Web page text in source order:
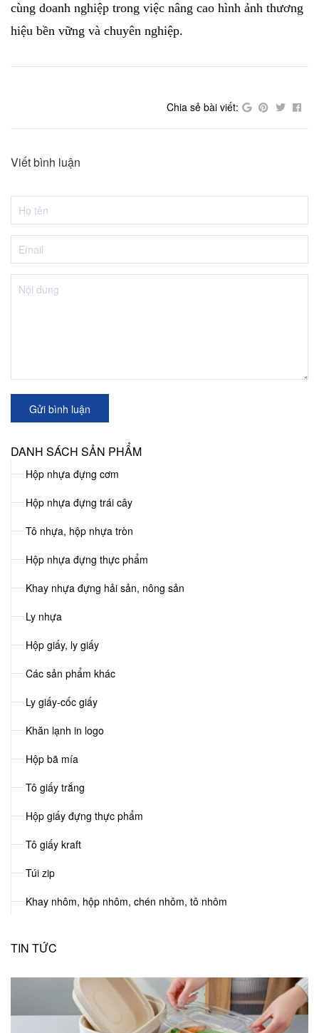
DANH SÁCH SẢN PHẨM
Hộp nhựa đựng cơm
Hộp nhựa đựng trái cây
Tô nhựa, hộp nhựa tròn
Hộp nhựa đựng thực phẩm
Khay nhựa đựng hải sản, nông sản
Ly nhựa
Hộp giấy, ly giấy
Các sản phẩm khác
Ly giấy-cốc giấy
Khăn lạnh in logo
Hộp bã mía
Tô giấy trắng
Hộp giấy đựng thực phẩm
Tô giấy kraft
Túi zip
Khay nhôm, hộp nhôm, chén nhôm, tô nhôm
TIN TỨC
cùng doanh nghiệp trong việc nâng cao hình ảnh thương
hiệu bền vững và chuyên nghiệp.
Chia sẻ bài viết:
Viết bình luận
Gửi bình luận